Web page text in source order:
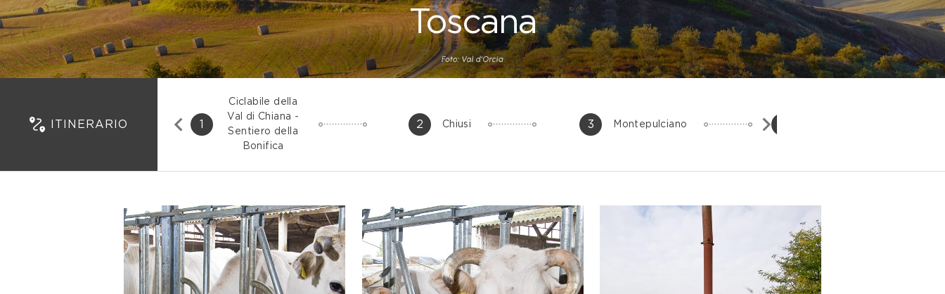
Toscana
ITINERARIO 1
Ciclabile della
Val di Chiana -
Sentiero della
Bonifica
2 Chiusi 3 Montepulciano